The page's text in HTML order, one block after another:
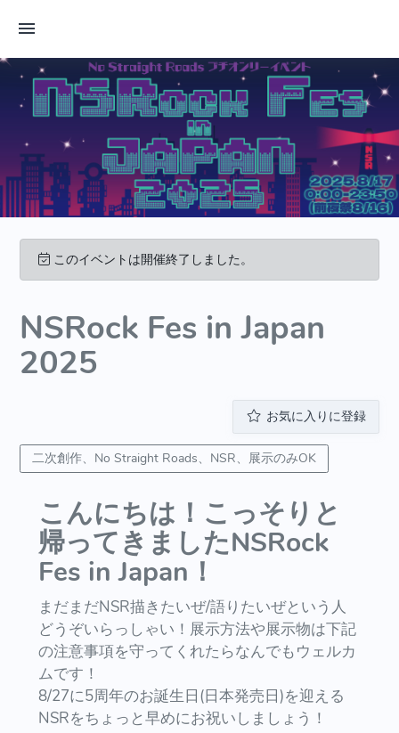
このイベントは開催終了しました。
NSRock Fes in Japan
2025
お気に入りに登録
二次創作、No Straight Roads、NSR、展示のみOK
こんにちは！こっそりと
帰ってきましたNSRock
Fes in Japan！
まだまだNSR描きたいぜ/語りたいぜという人
どうぞいらっしゃい！展示方法や展示物は下記
の注意事項を守ってくれたらなんでもウェルカ
ムです！
8/27に5周年のお誕生日(日本発売日)を迎える
NSRをちょっと早めにお祝いしましょう！